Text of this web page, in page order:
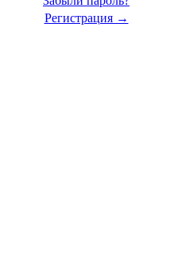
Регистрация →